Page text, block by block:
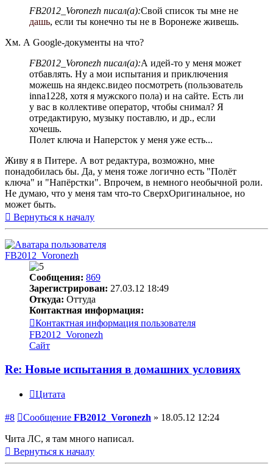
FB2012_Voronezh писал(а):Свой список ты мне не
дашь, если ты конечно ты не в Воронеже живешь.
Хм. А Google-документы на что?
FB2012_Voronezh писал(а):А идей-то у меня может
отбавлять. Ну а мои испытания и приключения
можешь на яндекс.видео посмотреть (пользователь
inna1228, хотя я мужского пола) и на сайте. Есть ли
у вас в коллективе оператор, чтобы снимал? Я
отредактирую, музыку поставлю, и др., если
хочешь.
Полет ключа и Наперсток у меня уже есть...
Живу я в Питере. А вот редактура, возможно, мне
понадобилась бы. Да, у меня тоже логично есть "Полёт
ключа" и "Напёрстки". Впрочем, в немного необычной роли.
Не думаю, что у меня там что-то СверхОригинальное, но
может быть.
Вернуться к началу
FB2012_Voronezh
Сообщения: 869
Зарегистрирован: 27.03.12 18:49
Откуда: Оттуда
Контактная информация:
Контактная информация пользователя
FB2012_Voronezh
Сайт
Re: Новые испытания в домашних условиях
Цитата
#8 Сообщение FB2012_Voronezh » 18.05.12 12:24
Чита ЛС, я там много написал.
Вернуться к началу